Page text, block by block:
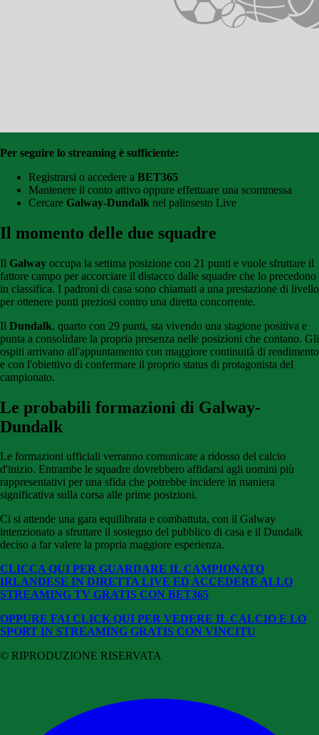
Per seguire lo streaming è sufficiente:
Registrarsi o accedere a BET365
Mantenere il conto attivo oppure effettuare una scommessa
Cercare Galway-Dundalk nel palinsesto Live
Il momento delle due squadre
Il Galway occupa la settima posizione con 21 punti e vuole sfruttare il
fattore campo per accorciare il distacco dalle squadre che lo precedono
in classifica. I padroni di casa sono chiamati a una prestazione di livello
per ottenere punti preziosi contro una diretta concorrente.
Il Dundalk, quarto con 29 punti, sta vivendo una stagione positiva e
punta a consolidare la propria presenza nelle posizioni che contano. Gli
ospiti arrivano all'appuntamento con maggiore continuità di rendimento
e con l'obiettivo di confermare il proprio status di protagonista del
campionato.
Le probabili formazioni di Galway-
Dundalk
Le formazioni ufficiali verranno comunicate a ridosso del calcio
d'inizio. Entrambe le squadre dovrebbero affidarsi agli uomini più
rappresentativi per una sfida che potrebbe incidere in maniera
significativa sulla corsa alle prime posizioni.
Ci si attende una gara equilibrata e combattuta, con il Galway
intenzionato a sfruttare il sostegno del pubblico di casa e il Dundalk
deciso a far valere la propria maggiore esperienza.
CLICCA QUI PER GUARDARE IL CAMPIONATO
IRLANDESE IN DIRETTA LIVE ED ACCEDERE ALLO
STREAMING TV GRATIS CON BET365
OPPURE FAI CLICK QUI PER VEDERE IL CALCIO E LO
SPORT IN STREAMING GRATIS CON VINCITU
© RIPRODUZIONE RISERVATA